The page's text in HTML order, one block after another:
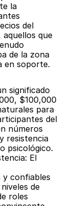
la
del
que
de la zona
en soporte.
significado
$100,000
para
del
números
resistencia
psicológico.
El
y confiables
de
roles